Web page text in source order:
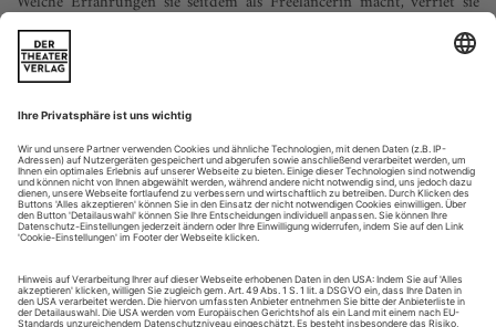
Johanna Rau
Wir treffen uns im Café des C/O Berlin, Ausstellungshaus für
«Das passt super, ich liebe Fotografie!» Und sofort sind wir
mittendrin, erkunden die vielen Facetten der Tänzerin. Seit
Juli 2025 hat sie Gelegenheit, diese aufzufächern. Gemessen
an der Energie, die Stahnke beim Treffen versprüht, scheint
sie in...
Made in NYC
Der Choreograf Houston Thomas inszeniert gerade in Karlsruhe.